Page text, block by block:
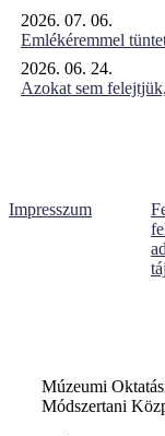
2026. 07. 06.
Emlékéremmel
2026. 06. 24.
Azokat sem
Impresszum
Múzeumi
Módszertani